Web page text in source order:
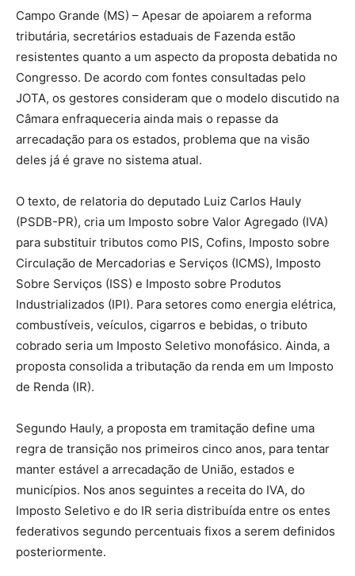
Campo Grande (MS) – Apesar de apoiarem a reforma
tributária, secretários estaduais de Fazenda estão
resistentes quanto a um aspecto da proposta debatida no
Congresso. De acordo com fontes consultadas pelo
JOTA, os gestores consideram que o modelo discutido na
Câmara enfraqueceria ainda mais o repasse da
arrecadação para os estados, problema que na visão
deles já é grave no sistema atual.
O texto, de relatoria do deputado Luiz Carlos Hauly
(PSDB-PR), cria um Imposto sobre Valor Agregado (IVA)
para substituir tributos como PIS, Cofins, Imposto sobre
Circulação de Mercadorias e Serviços (ICMS), Imposto
Sobre Serviços (ISS) e Imposto sobre Produtos
Industrializados (IPI). Para setores como energia elétrica,
combustíveis, veículos, cigarros e bebidas, o tributo
cobrado seria um Imposto Seletivo monofásico. Ainda, a
proposta consolida a tributação da renda em um Imposto
de Renda (IR).
Segundo Hauly, a proposta em tramitação define uma
regra de transição nos primeiros cinco anos, para tentar
manter estável a arrecadação de União, estados e
municípios. Nos anos seguintes a receita do IVA, do
Imposto Seletivo e do IR seria distribuída entre os entes
federativos segundo percentuais fixos a serem definidos
posteriormente.